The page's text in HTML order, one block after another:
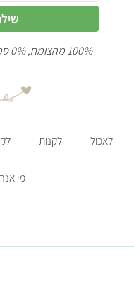
100% מהצומח, 0% ספאם. פשוט להצטרף, קל גם לבטל.
לאכול לקנות
מי